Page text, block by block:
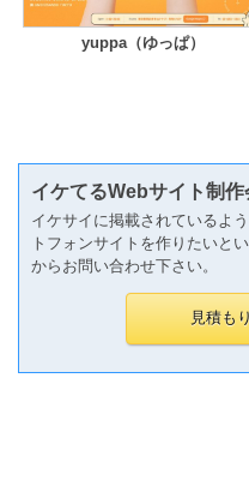
yuppa（ゆっぱ）
イケてるWebサイト制
イケサイに掲載されているよ
トフォンサイトを作りたいと
からお問い合わせ下さい。